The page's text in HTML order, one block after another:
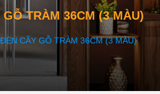
TRÀM 36CM (3 MÀU)
CẦY GỖ TRÀM 36CM (3 MÀU)